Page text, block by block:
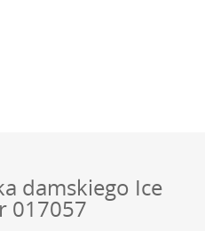
damskiego Ice
017057